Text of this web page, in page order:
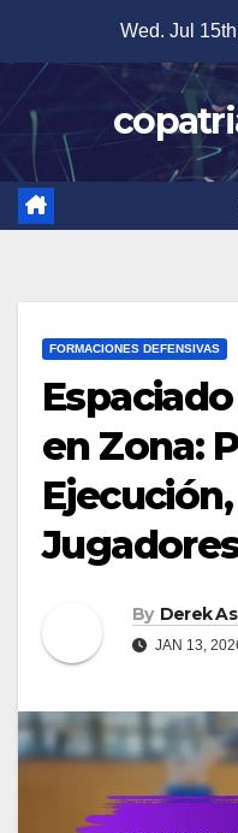
content
Wed. Jul
FORMACIONES DEFENSIVAS
en Zona:
By Derek
JAN 13,